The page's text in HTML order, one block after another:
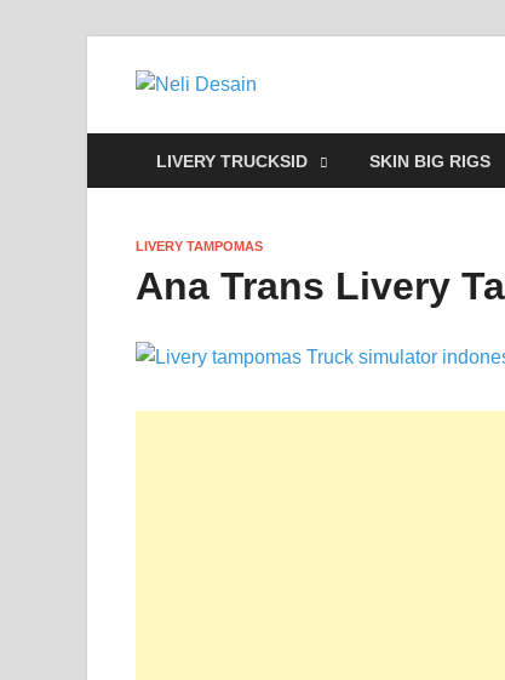
Neli
LIVERY TRUCKSID SKIN BIG RIGS
LIVERY TAMPOMAS
Ana Trans Livery